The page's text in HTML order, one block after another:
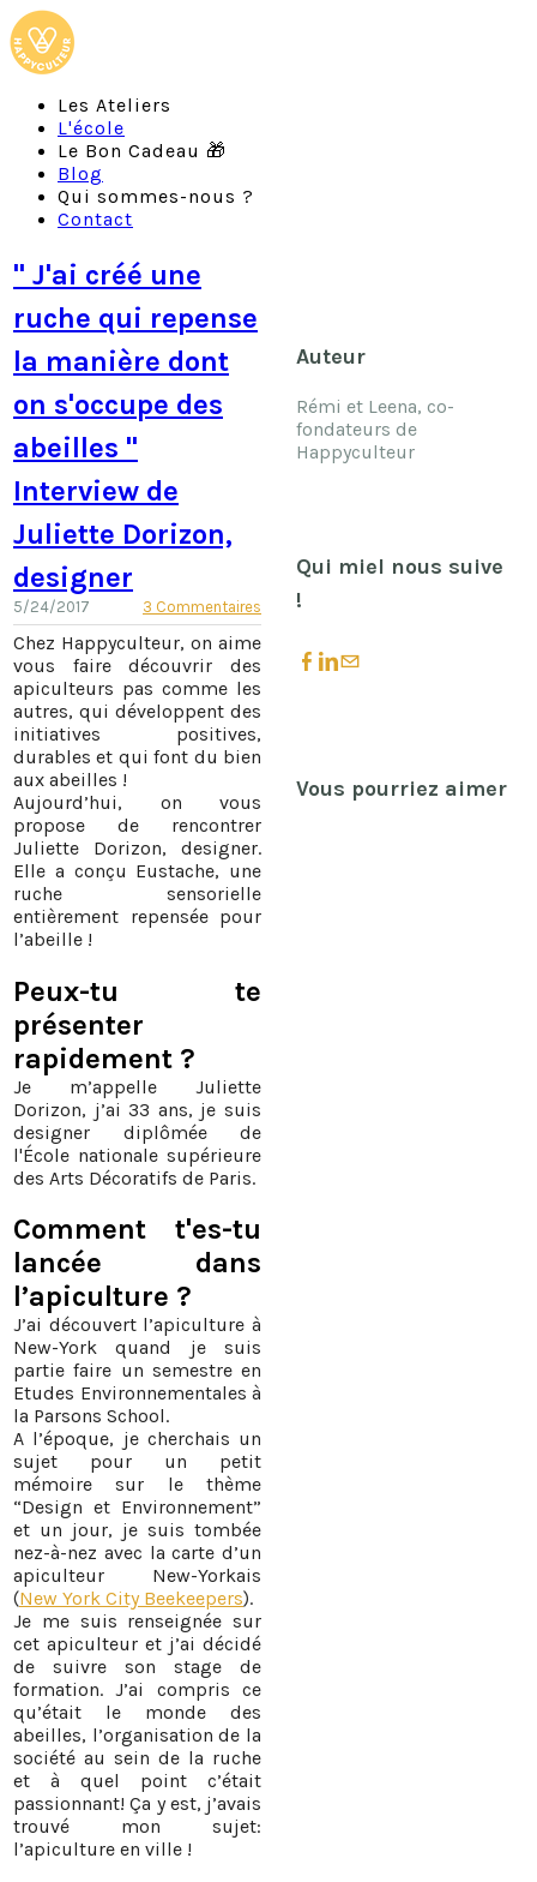
Les Ateliers
L'école
Le Bon Cadeau 🎁
Blog
Qui sommes-nous ?
Contact
" J'ai créé une
ruche qui repense
la manière dont
on s'occupe des
abeilles "
Interview de
Juliette Dorizon,
designer
5/24/2017 3 Commentaires
Chez Happyculteur, on aime
vous faire découvrir des
apiculteurs pas comme les
autres, qui développent des
initiatives positives,
durables et qui font du bien
aux abeilles !
Aujourd’hui, on vous
propose de rencontrer
Juliette Dorizon, designer.
Elle a conçu Eustache, une
ruche sensorielle
entièrement repensée pour
l’abeille !
Peux-tu te
présenter
rapidement ?
Je m’appelle Juliette
Dorizon, j’ai 33 ans, je suis
designer diplômée de
l'École nationale supérieure
des Arts Décoratifs de Paris.
Comment t'es-tu
lancée dans
l’apiculture ?
J’ai découvert l’apiculture à
New-York quand je suis
partie faire un semestre en
Etudes Environnementales à
la Parsons School.
A l’époque, je cherchais un
sujet pour un petit
mémoire sur le thème
“Design et Environnement”
et un jour, je suis tombée
nez-à-nez avec la carte d’un
apiculteur New-Yorkais
(New York City Beekeepers).
Je me suis renseignée sur
cet apiculteur et j’ai décidé
de suivre son stage de
formation. J’ai compris ce
qu’était le monde des
abeilles, l’organisation de la
société au sein de la ruche
et à quel point c’était
passionnant! Ça y est, j’avais
trouvé mon sujet:
l’apiculture en ville !
Auteur
Rémi et Leena, co-
fondateurs de
Happyculteur
Qui miel nous suive
!
Vous pourriez aimer